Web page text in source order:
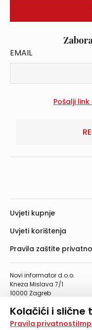
Kolačići i slične
Na našoj web stranici
Pravila privatnosti
EMAIL
Novi informator d.o.o.
Kneza Mislava 7/1
10000 Zagreb
Telefaks: 01/4612-553
info@informator.hr
Uvjeti kupnje
Uvjeti korištenja
Pravila zaštite